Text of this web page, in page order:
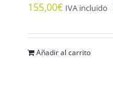
155,00€ IVA incluido
Añadir al carrito